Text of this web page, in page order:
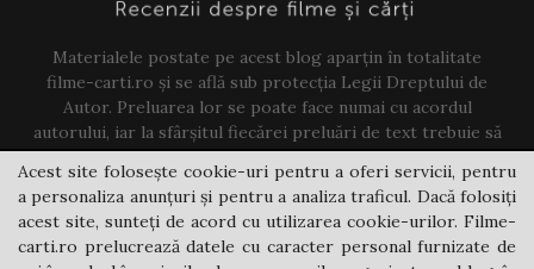
Materialele postate pe acest blog aparțin în totalitate
filme-carti.ro și se află sub protecția Legii Dreptului de
Autor. Preluarea lor se poate face numai cu acordul
autorului, iar la sfârșitul fiecărei preluări de text trebuie să
existe un link către acest blog.
Contact us:jovi@filme-carti.ro
Acest site folosește cookie-uri pentru a oferi servicii, pentru
a personaliza anunțuri și pentru a analiza traficul. Dacă folosiți
acest site, sunteți de acord cu utilizarea cookie-urilor. Filme-
carti.ro prelucrează datele cu caracter personal furnizate de